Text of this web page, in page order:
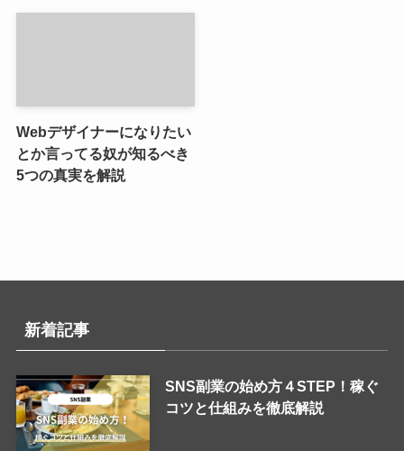
Webデザイナーになりたい
とか言ってる奴が知るべき
5つの真実を解説
新着記事
SNS副業の始め方４STEP！稼ぐ
コツと仕組みを徹底解説